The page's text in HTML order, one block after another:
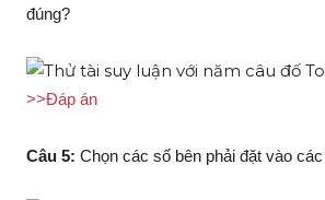
đúng?
>>Đáp án
Câu 5: Chọn các số bên phải đặt vào